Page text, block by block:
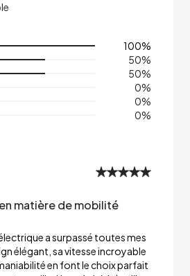
100%
50%
50%
0%
0%
0%
matière de mobilité
a surpassé toutes mes
élégant, sa vitesse incroyable
en font le choix parfait